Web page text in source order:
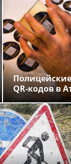
QR-кодов в